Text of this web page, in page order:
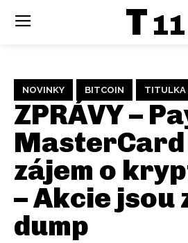
T 11
NOVINKY BITCOIN TITULKA
ZPRÁVY –
zájem o
– Akcie jsou
dump